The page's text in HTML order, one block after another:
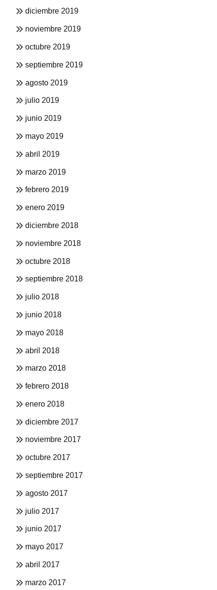
diciembre 2019
noviembre 2019
octubre 2019
septiembre 2019
agosto 2019
julio 2019
junio 2019
mayo 2019
abril 2019
marzo 2019
febrero 2019
enero 2019
diciembre 2018
noviembre 2018
octubre 2018
septiembre 2018
julio 2018
junio 2018
mayo 2018
abril 2018
marzo 2018
febrero 2018
enero 2018
diciembre 2017
noviembre 2017
octubre 2017
septiembre 2017
agosto 2017
julio 2017
junio 2017
mayo 2017
abril 2017
marzo 2017